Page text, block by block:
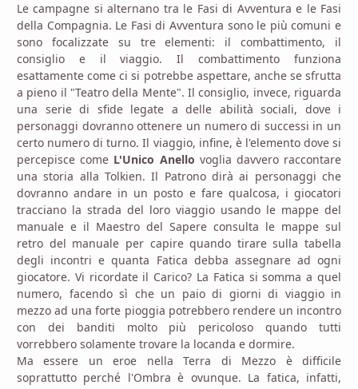
Le campagne si alternano tra le Fasi di Avventura e le Fasi
della Compagnia. Le Fasi di Avventura sono le più comuni e
sono focalizzate su tre elementi: il combattimento, il
consiglio e il viaggio. Il combattimento funziona
esattamente come ci si potrebbe aspettare, anche se sfrutta
a pieno il "Teatro della Mente". Il consiglio, invece, riguarda
una serie di sfide legate a delle abilità sociali, dove i
personaggi dovranno ottenere un numero di successi in un
certo numero di turno. Il viaggio, infine, è l'elemento dove si
percepisce come L'Unico Anello voglia davvero raccontare
una storia alla Tolkien. Il Patrono dirà ai personaggi che
dovranno andare in un posto e fare qualcosa, i giocatori
tracciano la strada del loro viaggio usando le mappe del
manuale e il Maestro del Sapere consulta le mappe sul
retro del manuale per capire quando tirare sulla tabella
degli incontri e quanta Fatica debba assegnare ad ogni
giocatore. Vi ricordate il Carico? La Fatica si somma a quel
numero, facendo sì che un paio di giorni di viaggio in
mezzo ad una forte pioggia potrebbero rendere un incontro
con dei banditi molto più pericoloso quando tutti
vorrebbero solamente trovare la locanda e dormire.
Ma essere un eroe nella Terra di Mezzo è difficile
soprattutto perché l'Ombra è ovunque. La fatica, infatti,